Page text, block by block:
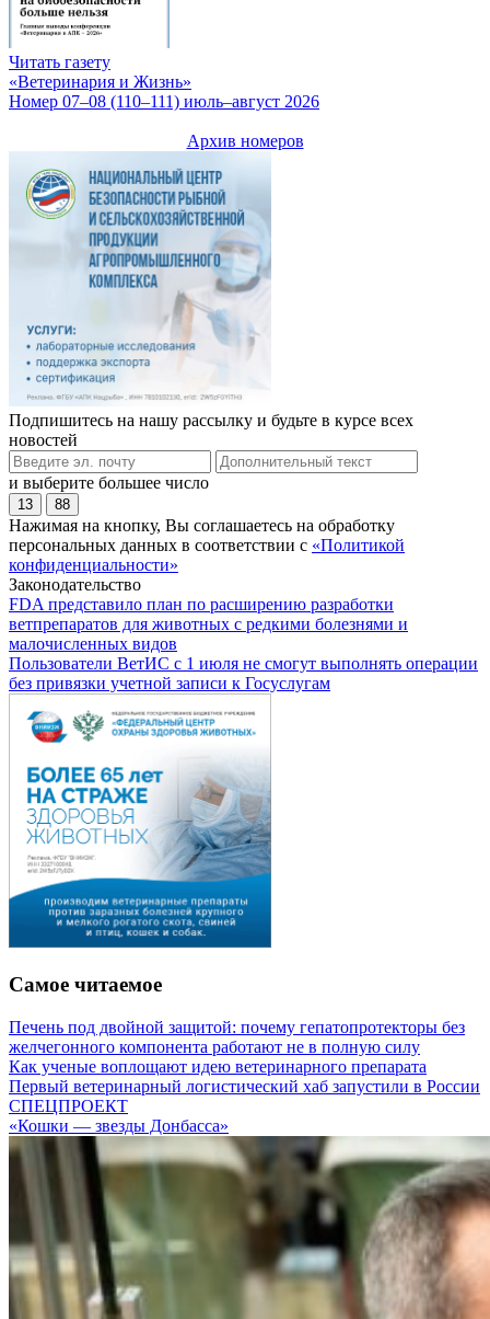
Читать газету
«Ветеринария и Жизнь»
Номер 07–08 (110–111) июль–август 2026
Архив номеров
Подпишитесь на нашу рассылку и будьте в курсе всех
новостей
и выберите большее число
13 88
Нажимая на кнопку, Вы соглашаетесь на обработку
персональных данных в соответствии с «Политикой
конфиденциальности»
Законодательство
FDA представило план по расширению разработки
ветпрепаратов для животных с редкими болезнями и
малочисленных видов
Пользователи ВетИС с 1 июля не смогут выполнять операции
без привязки учетной записи к Госуслугам
Самое читаемое
Печень под двойной защитой: почему гепатопротекторы без
желчегонного компонента работают не в полную силу
Как ученые воплощают идею ветеринарного препарата
Первый ветеринарный логистический хаб запустили в России
СПЕЦПРОЕКТ
«Кошки — звезды Донбасса»